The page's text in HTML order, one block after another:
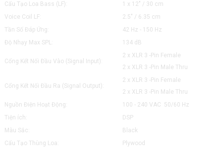
Cấu Tạo Loa Bass (LF):
1 x 12" / 30 cm
Voice Coil LF:
2.5" / 6.35 cm
Tần Số Đáp Ứng:
42 Hz - 150 Hz
Độ Nhạy Max SPL:
134 dB
Cổng Kết Nối Đầu Vào (Signal Input):
2 x XLR 3 -Pin Female
2 x XLR 3 -Pin Male Thru
Cổng Kết Nối Đầu Ra (Signal Output):
2 x XLR 3 -Pin Female
​2 x XLR 3 -Pin Male Thru
Nguồn Điện Hoạt Động:
100 - 240 VAC 50/60 Hz
Tiện ích:
DSP
Màu Sắc:
Black
Cấu Tạo Thùng Loa:
Plywood